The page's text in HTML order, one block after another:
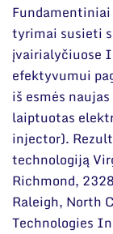
tyrimai susieti
įvairialyčiuose
efektyvumui
iš esmės
laiptuotas
injector).
technologiją
Richmond,
Raleigh, North
Technologies